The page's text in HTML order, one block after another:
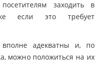
заходить в
если это требует
вполне адекватны и, по
можно положиться на их